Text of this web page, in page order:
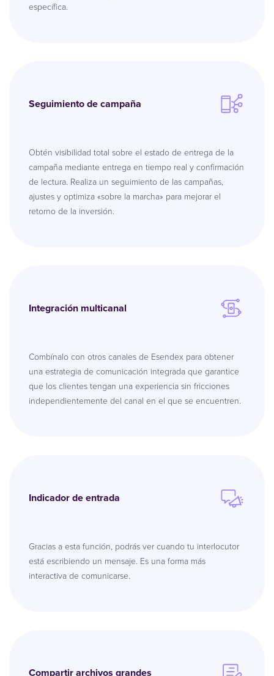
específica.
Seguimiento de campaña
Obtén visibilidad total sobre el estado de entrega de la
campaña mediante entrega en tiempo real y confirmación
de lectura. Realiza un seguimiento de las campañas,
ajustes y optimiza «sobre la marcha» para mejorar el
retorno de la inversión.
Integración multicanal
Combínalo con otros canales de Esendex para obtener
una estrategia de comunicación integrada que garantice
que los clientes tengan una experiencia sin fricciones
independientemente del canal en el que se encuentren.
Indicador de entrada
Gracias a esta función, podrás ver cuando tu interlocutor
está escribiendo un mensaje. Es una forma más
interactiva de comunicarse.
Compartir archivos grandes